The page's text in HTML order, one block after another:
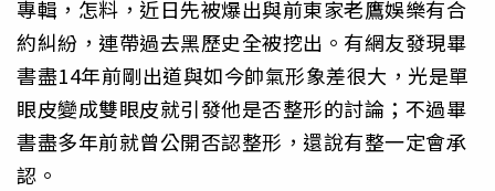
專輯，怎料，近日先被爆出與前東家老鷹娛樂有合
約糾紛，連帶過去黑歷史全被挖出。有網友發現畢
書盡14年前剛出道與如今帥氣形象差很大，光是單
眼皮變成雙眼皮就引發他是否整形的討論；不過畢
書盡多年前就曾公開否認整形，還說有整一定會承
認。